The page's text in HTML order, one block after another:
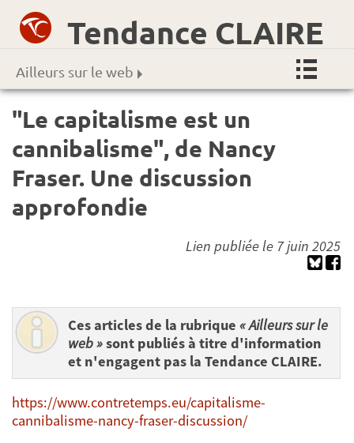
Tendance CLAIRE
Ailleurs sur le web
"Le capitalisme est un
cannibalisme", de Nancy
Fraser. Une discussion
approfondie
Lien publiée le 7 juin 2025
Ces articles de la rubrique « Ailleurs sur le
web »sont publiés à titre d'information
et n'engagent pas la Tendance CLAIRE.
https://www.contretemps.eu/capitalisme-
cannibalisme-nancy-fraser-discussion/